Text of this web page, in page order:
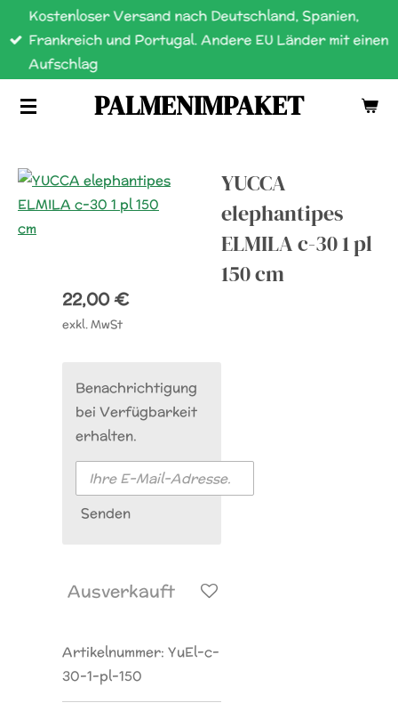
Zum
Hauptinhalt
springen
PALMENIMPAKET
Kostenloser Versand nach Deutschland, Spanien,
Frankreich und Portugal. Andere EU Länder mit einen
Aufschlag
YUCCA
elephantipes
ELMILA c-30 1 pl
150 cm
22,00 €
exkl. MwSt
Benachrichtigung
bei Verfügbarkeit
erhalten.
Senden
Ausverkauft
Artikelnummer: YuEl-c-
30-1-pl-150